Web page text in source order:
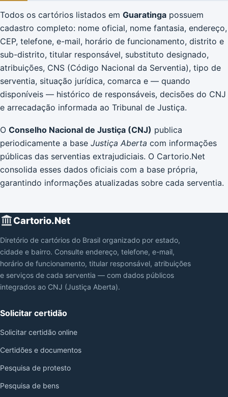
Todos os cartórios listados em Guaratinga possuem
cadastro completo: nome oficial, nome fantasia, endereço,
CEP, telefone, e-mail, horário de funcionamento, distrito e
sub-distrito, titular responsável, substituto designado,
atribuições, CNS (Código Nacional da Serventia), tipo de
serventia, situação jurídica, comarca e — quando
disponíveis — histórico de responsáveis, decisões do CNJ
e arrecadação informada ao Tribunal de Justiça.
O Conselho Nacional de Justiça (CNJ) publica
periodicamente a base Justiça Aberta com informações
públicas das serventias extrajudiciais. O Cartorio.Net
consolida esses dados oficiais com a base própria,
garantindo informações atualizadas sobre cada serventia.
Cartorio.Net
Diretório de cartórios do Brasil organizado por estado,
cidade e bairro. Consulte endereço, telefone, e-mail,
horário de funcionamento, titular responsável, atribuições
e serviços de cada serventia — com dados públicos
integrados ao CNJ (Justiça Aberta).
Solicitar certidão
Solicitar certidão online
Certidões e documentos
Pesquisa de protesto
Pesquisa de bens